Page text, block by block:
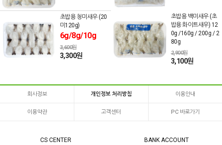
초밥용 청미새우 (20
미120g)
6g/8g/10g
3,600원
3,300원
초밥용 백미새우 (초
밥용 화이트새우) 12
0g /160g / 200g / 2
80g
2,900원
3,100원
회사정보 개인정보 처리방침 이용안내
이용약관 고객센터 PC 바로가기
CS CENTER BANK ACCOUNT